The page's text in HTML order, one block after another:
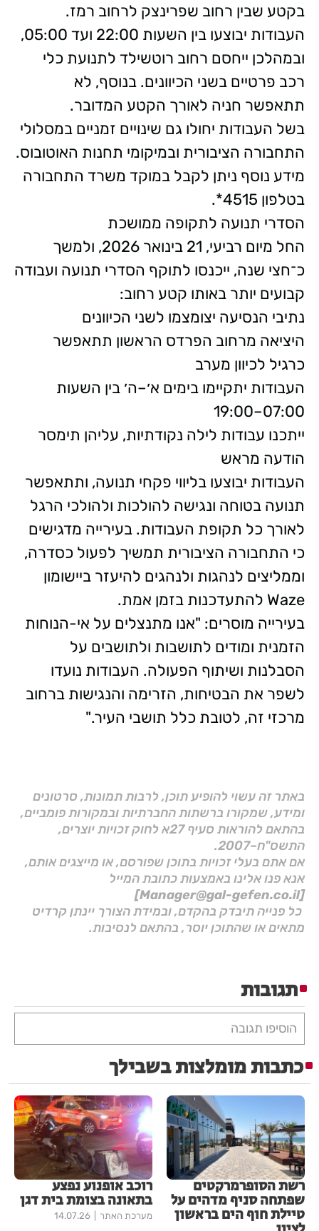
בקטע שבין רחוב שפרינצק לרחוב רמז.
העבודות יבוצעו בין השעות 22:00 ועד 05:00,
ובמהלכן ייחסם רחוב רוטשילד לתנועת כלי
רכב פרטיים בשני הכיוונים. בנוסף, לא
תתאפשר חניה לאורך הקטע המדובר.
בשל העבודות יחולו גם שינויים זמניים במסלולי
התחבורה הציבורית ובמיקומי תחנות האוטובוס.
מידע נוסף ניתן לקבל במוקד משרד התחבורה
בטלפון 4515*.
הסדרי תנועה לתקופה ממושכת
החל מיום רביעי, 21 בינואר 2026, ולמשך
כ־חצי שנה, ייכנסו לתוקף הסדרי תנועה ועבודה
קבועים יותר באותו קטע רחוב:
נתיבי הנסיעה יצומצמו לשני הכיוונים
היציאה מרחוב הפרדס הראשון תתאפשר
כרגיל לכיוון מערב
העבודות יתקיימו בימים א׳–ה׳ בין השעות
07:00–19:00
ייתכנו עבודות לילה נקודתיות, עליהן תימסר
הודעה מראש
העבודות יבוצעו בליווי פקחי תנועה, ותתאפשר
תנועה בטוחה ונגישה להולכות ולהולכי הרגל
לאורך כל תקופת העבודות. בעירייה מדגישים
כי התחבורה הציבורית תמשיך לפעול כסדרה,
וממליצים לנהגות ולנהגים להיעזר ביישומון
Waze להתעדכנות בזמן אמת.
בעירייה מוסרים: "אנו מתנצלים על אי-הנוחות
הזמנית ומודים לתושבות ולתושבים על
הסבלנות ושיתוף הפעולה. העבודות נועדו
לשפר את הבטיחות, הזרימה והנגישות ברחוב
מרכזי זה, לטובת כלל תושבי העיר."
באתר זה עשוי להופיע תוכן, לרבות תמונות, סרטונים
ומידע, שמקורו ברשתות החברתיות ובמקורות פומביים,
בהתאם להוראות סעיף 27א לחוק זכויות יוצרים,
התשס"ח–2007.
אם אתם בעלי זכויות בתוכן שפורסם, או מייצגים אותם,
אנא פנו אלינו באמצעות כתובת המייל
[Manager@gal-gefen.co.il]
כל פנייה תיבדק בהקדם, ובמידת הצורך יינתן קרדיט
מתאים או שהתוכן יוסר, בהתאם לנסיבות.
תגובות
הוסיפו תגובה
כתבות מומלצות בשבילך
רשת הסופרמרקטים
שפתחה סניף מדהים על
טיילת חוף הים בראשון
רוכב אופנוע נפצע
בתאונה בצומת בית דגן
מערכת האתר 14.07.26